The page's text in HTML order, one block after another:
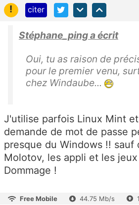
!
citer
Stéphane_ping a écrit
Oui, tu as raison de
pour le premier venu,
chez Windaube...
J'utilise parfois Linux Mint
demande de mot de passe
presque du Windows !! sauf
Molotov, les appli et les
Dommage !
Free Mobile 44.75 Mb/s